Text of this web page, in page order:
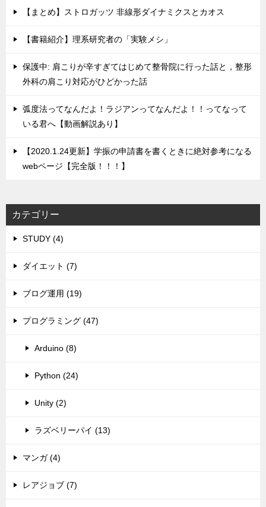
【まとめ】ストロガッツ 非線形ダイナミクスとカオス
【書籍紹介】理系研究者の「実験メシ」
保護中: 肩こりが辛すぎてはじめて整骨院に行った話と，整形
外科の肩こり対応がひどかった話
弧度法ってなんだよ！ラジアンってなんだよ！！ってなって
いる君へ【動画解説あり】
【2020.1.24更新】学振の申請書を書くときに絶対参考になる
webページ【完全版！！！】
カテゴリー
STUDY (4)
ダイエット (7)
ブログ運用 (19)
プログラミング (47)
Arduino (8)
Python (24)
Unity (2)
ラズベリーパイ (13)
マンガ (4)
レアジョブ (7)